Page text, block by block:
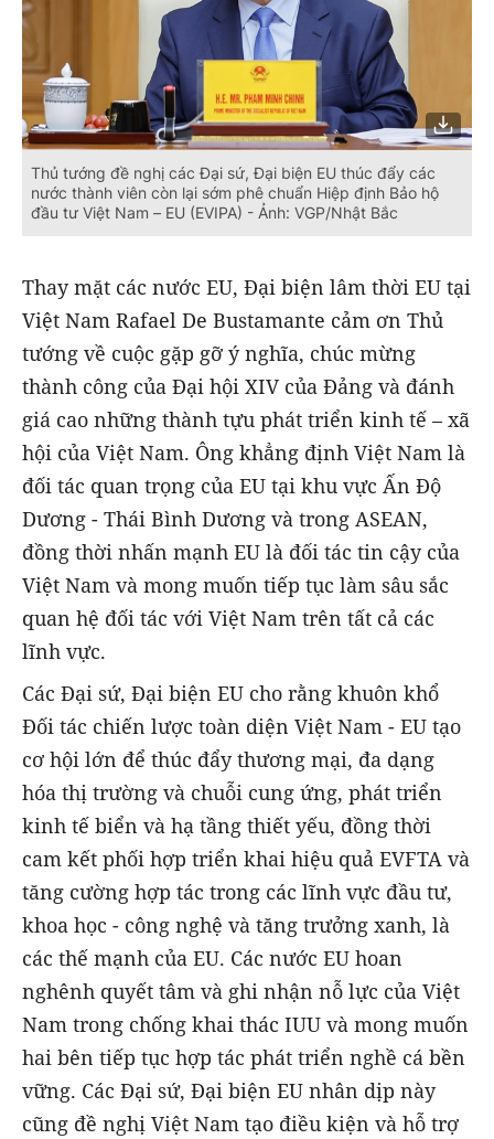
Thủ tướng đề nghị các Đại sứ, Đại biện EU thúc đẩy các
nước thành viên còn lại sớm phê chuẩn Hiệp định Bảo hộ
đầu tư Việt Nam – EU (EVIPA) - Ảnh: VGP/Nhật Bắc
Thay mặt các nước EU, Đại biện lâm thời EU tại
Việt Nam Rafael De Bustamante cảm ơn Thủ
tướng về cuộc gặp gỡ ý nghĩa, chúc mừng
thành công của Đại hội XIV của Đảng và đánh
giá cao những thành tựu phát triển kinh tế – xã
hội của Việt Nam. Ông khẳng định Việt Nam là
đối tác quan trọng của EU tại khu vực Ấn Độ
Dương - Thái Bình Dương và trong ASEAN,
đồng thời nhấn mạnh EU là đối tác tin cậy của
Việt Nam và mong muốn tiếp tục làm sâu sắc
quan hệ đối tác với Việt Nam trên tất cả các
lĩnh vực.
Các Đại sứ, Đại biện EU cho rằng khuôn khổ
Đối tác chiến lược toàn diện Việt Nam - EU tạo
cơ hội lớn để thúc đẩy thương mại, đa dạng
hóa thị trường và chuỗi cung ứng, phát triển
kinh tế biển và hạ tầng thiết yếu, đồng thời
cam kết phối hợp triển khai hiệu quả EVFTA và
tăng cường hợp tác trong các lĩnh vực đầu tư,
khoa học - công nghệ và tăng trưởng xanh, là
các thế mạnh của EU. Các nước EU hoan
nghênh quyết tâm và ghi nhận nỗ lực của Việt
Nam trong chống khai thác IUU và mong muốn
hai bên tiếp tục hợp tác phát triển nghề cá bền
vững. Các Đại sứ, Đại biện EU nhân dịp này
cũng đề nghị Việt Nam tạo điều kiện và hỗ trợ